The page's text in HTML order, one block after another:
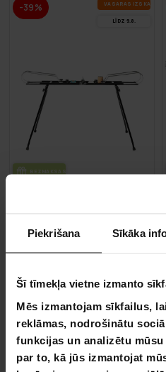
Piekrišana Sīkāka
Šī tīmekļa vietne izmanto
Mēs izmantojam sīkfailus,
reklāmas, nodrošinātu
funkcijas un analizētu
par to, kā jūs izmantojat
-39% VA­SA­RAS IZ­SKA­ŅA
LĪDZ 9.8.
BEZ­MAK­SAS PIE­GĀ­DE
139,00 €
229,00 €
piegādes sākas 30.09.2026
Lapa 1